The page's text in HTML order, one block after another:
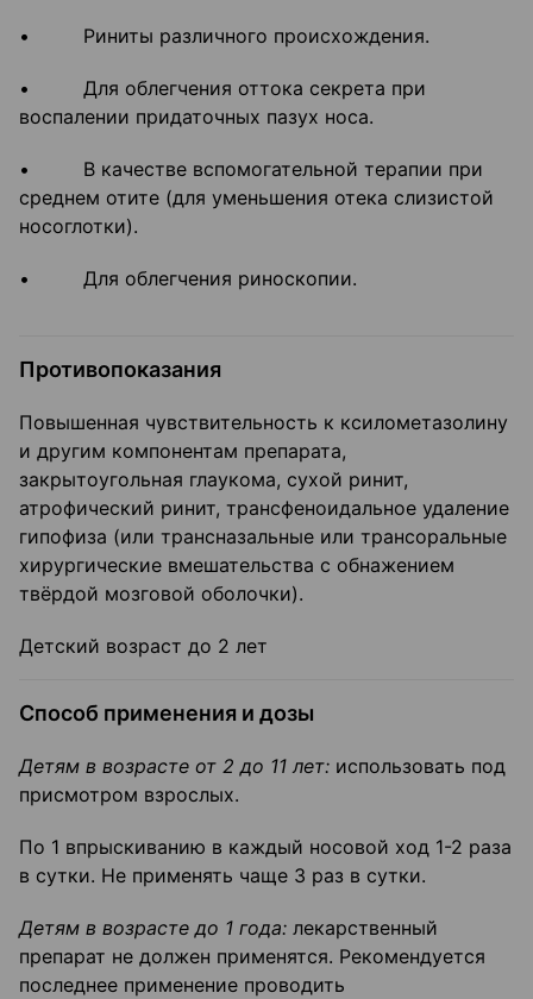
• Риниты различного происхождения.
• Для облегчения оттока секрета при
воспалении придаточных пазух носа.
• В качестве вспомогательной терапии при
среднем отите (для уменьшения отека слизистой
носоглотки).
• Для облегчения риноскопии.
Противопоказания
Повышенная чувствительность к ксилометазолину
и другим компонентам препарата,
закрытоугольная глаукома, сухой ринит,
атрофический ринит, трансфеноидальное удаление
гипофиза (или трансназальные или трансоральные
хирургические вмешательства с обнажением
твёрдой мозговой оболочки).
Детский возраст до 2 лет
Способ применения и дозы
Детям в возрасте от 2 до 11 лет: использовать под
присмотром взрослых.
По 1 впрыскиванию в каждый носовой ход 1-2 раза
в сутки. Не применять чаще 3 раз в сутки.
Детям в возрасте до 1 года: лекарственный
препарат не должен применятся. Рекомендуется
последнее применение проводить